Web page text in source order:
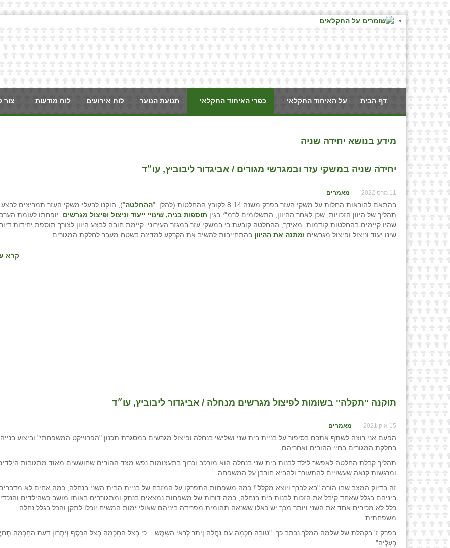
דף הבית על האיחוד החקלאי כפרי האיחוד החקלאי תנועת הנוער לוח אירועים לוח מודעות צור
מידע בנושא יחידה שניה
יחידה שניה במשקי עזר ובמגרשי מגורים / אביגדור ליבוביץ, עו״ד
11 מרס 2022 מאמרים
בהתאם להוראות החלות על משקי העזר בפרק משנה 8.14 לקובץ ההחלטות (להלן: " ההחלטה"), הוקנו לבעלי משקי העזר תמריצים לבצע
תהליך של היוון הזכויות, שכן לאחר ההיוון, התשלומים לרמ"י בגין תוספות בניה, שינויי ייעוד וניצול ופיצול מגרשים , יופחתו לעומת
שהיו קיימים בהחלטות קודמות. מאידך, ההחלטה קובעת כי במשקי עזר במגזר העירוני, קיימת חובה לבצע היוון לצורך תוספת יחידות
שינו יעוד וניצול ופיצול מגרשים ומתנה את ההיוון בהתחייבות להשיב את הקרקע למדינה בשטח מעבר לחלקת המגורים.
קרא
תוקנה "תקלה" בשומות לפיצול מגרשים מנחלה / אביגדור ליבוביץ, עו״ד
15 אוק 2021 מאמרים
הפעם אני רוצה לשתף אתכם בסיפור על בניית בית שני ושלישי בנחלה ופיצול מגרשים במסגרת תכנון "הפרוייקט המשפחתי" וביצוע בנייה
בחלקת המגורים בחיי ההורים ואחריהם.
תהליך קבלת החלטה לאפשר לילד לבנות בית שני בנחלה הוא מורכב וכרוך בתעצומות נפש מצד ההורים שחוששים מאוד מתגובות
ומרגשות קנאה שעשויים להתעורר ולהביא חורבן על המשפחה.
זה בדיוק המצב שבו הורה "בא לברך ויוצא מקלל"! כמה משפחות התפרקו על המזבח של בניית הבית השני בנחלה, כמה אחים לא
ביניהם בגלל שאחד קיבל את הזכות לבנות בית בנחלה, כמה דורות של משפחות נמצאים בנתק ומתגוררים באותו מושב כשהילדים
כלל לא מכירים אחד את השני ויותר מכך יש כאלו ששנאה תהומית מפרידה ביניהם שאולי ימות המשיח יוכלו לתקן והכל בגלל נחלה
משפחתית.
בפרק ז' בקהלת של שלמה המלך נכתב כך: "טוֹבָה חָכְמָה עִם נַחֲלָה וְיֹתֵר לְרֹאֵי הַשָּׁמֶשׁ. כִּי בְּצֵל הַחָכְמָה בְּצֵל הַכָּסֶף וְיִתְרוֹן דַּעַת הַחָכְמָה
בְעָלֶיהָ".